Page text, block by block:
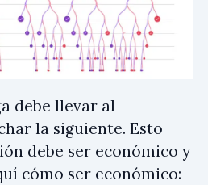
debe llevar al
la siguiente. Esto
debe ser económico y
cómo ser económico: